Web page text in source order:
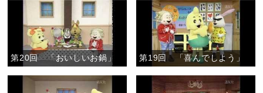
第20回 「おいしいお鍋」 第19回 「喜んでしよう」